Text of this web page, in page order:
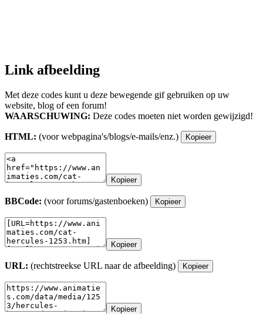
Link afbeelding
Met deze codes kunt u deze bewegende gif gebruiken op uw
website, blog of een forum!
WAARSCHUWING: Deze codes moeten niet worden gewijzigd!
HTML: (voor webpagina's/blogs/e-mails/enz.) Kopieer
Kopieer
BBCode: (voor forums/gastenboeken) Kopieer
Kopieer
URL: (rechtstreekse URL naar de afbeelding) Kopieer
Kopieer